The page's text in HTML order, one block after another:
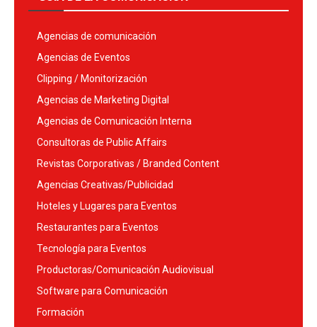
Agencias de comunicación
Agencias de Eventos
Clipping / Monitorización
Agencias de Marketing Digital
Agencias de Comunicación Interna
Consultoras de Public Affairs
Revistas Corporativas / Branded Content
Agencias Creativas/Publicidad
Hoteles y Lugares para Eventos
Restaurantes para Eventos
Tecnología para Eventos
Productoras/Comunicación Audiovisual
Software para Comunicación
Formación